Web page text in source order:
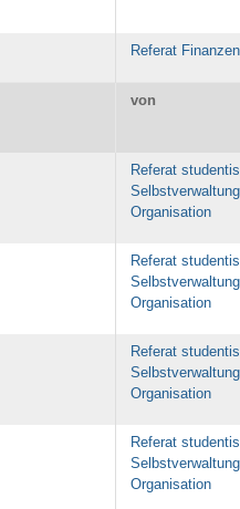
Referat Finanzen
von
Referat
Organisation
Referat
Organisation
Referat
Organisation
Referat
Organisation